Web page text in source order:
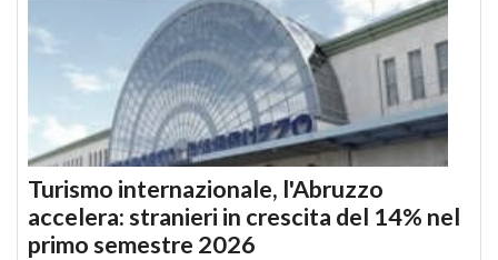
Turismo internazionale, l'Abruzzo
accelera: stranieri in crescita del 14% nel
primo semestre 2026